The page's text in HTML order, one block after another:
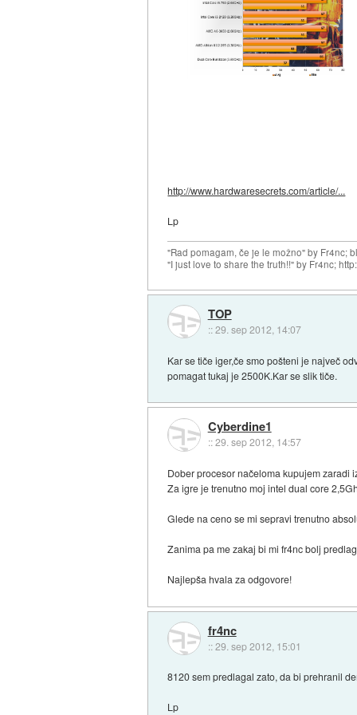
http://www.hardwaresecrets.com/article/...
Lp
"Rad pomagam, če je le možno" by Fr4nc;
"I just love to share the truth!!" by Fr4nc;
TOP
::29. sep 2012, 14:07
Kar se tiče iger,če smo pošteni je največ
pomagat tukaj je 2500K.Kar se slik tiče.
Cyberdine1
::29. sep 2012, 14:57
Dober procesor načeloma kupujem zaradi
Za igre je trenutno moj intel dual core
Glede na ceno se mi sepravi trenutno
Zanima pa me zakaj bi mi fr4nc bolj
Najlepša hvala za odgovore!
fr4nc
::29. sep 2012, 15:01
8120 sem predlagal zato, da bi prehranil
Lp